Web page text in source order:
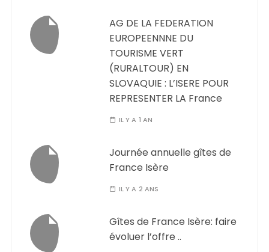
AG DE LA FEDERATION
EUROPEENNNE DU
TOURISME VERT
(RURALTOUR) EN
SLOVAQUIE : L’ISERE POUR
REPRESENTER LA France
IL Y A 1 AN
Journée annuelle gîtes de
France Isère
IL Y A 2 ANS
Gîtes de France Isère: faire
évoluer l’offre ..